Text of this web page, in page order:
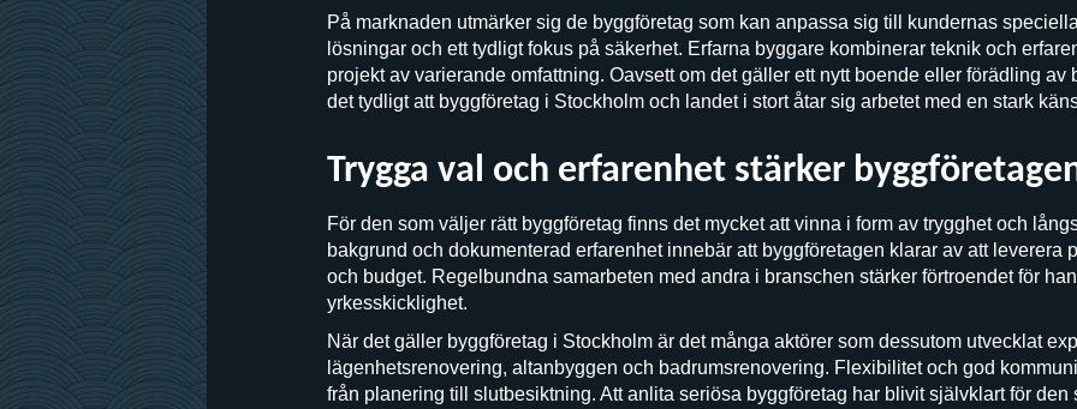
På marknaden utmärker sig de byggföretag som kan anpassa sig till kundernas
lösningar och ett tydligt fokus på säkerhet. Erfarna byggare kombinerar teknik och
projekt av varierande omfattning. Oavsett om det gäller ett nytt boende eller förädling av
det tydligt att byggföretag i Stockholm och landet i stort åtar sig arbetet med en stark
Trygga val och erfarenhet stärker
För den som väljer rätt byggföretag finns det mycket att vinna i form av trygghet och
bakgrund och dokumenterad erfarenhet innebär att byggföretagen klarar av att leverera
och budget. Regelbundna samarbeten med andra i branschen stärker förtroendet för
yrkesskicklighet.
När det gäller byggföretag i Stockholm är det många aktörer som dessutom utvecklat
lägenhetsrenovering, altanbyggen och badrumsrenovering. Flexibilitet och god
från planering till slutbesiktning. Att anlita seriösa byggföretag har blivit självklart för